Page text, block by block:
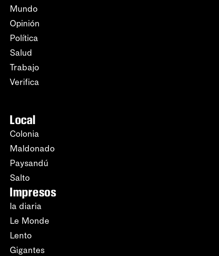
Mundo
Opinión
Política
Salud
Trabajo
Verifica
Local
Colonia
Maldonado
Paysandú
Salto
Impresos
la diaria
Le Monde
Lento
Gigantes